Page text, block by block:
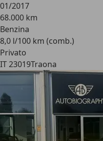
01/2017
68.000 km
Benzina
8,0 l/100 km (comb.)
Privato
IT 23019Traona